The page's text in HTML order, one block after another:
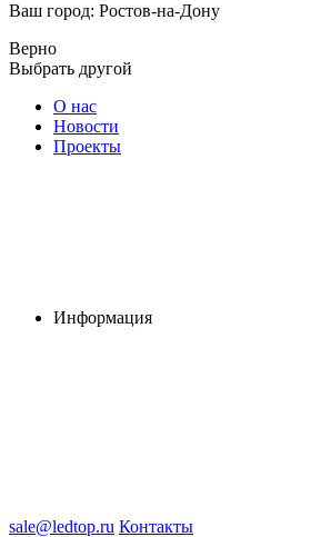
Ваш город: Ростов-на-Дону
Верно
Выбрать другой
О нас
Новости
Проекты
Информация
sale@ledtop.ru Контакты